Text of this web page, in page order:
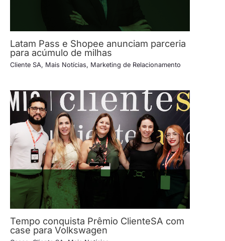
Latam Pass e Shopee anunciam parceria
para acúmulo de milhas
Cliente SA, Mais Notícias, Marketing de Relacionamento
Tempo conquista Prêmio ClienteSA com
case para Volkswagen